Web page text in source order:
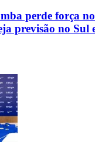
perde força
previsão no Sul